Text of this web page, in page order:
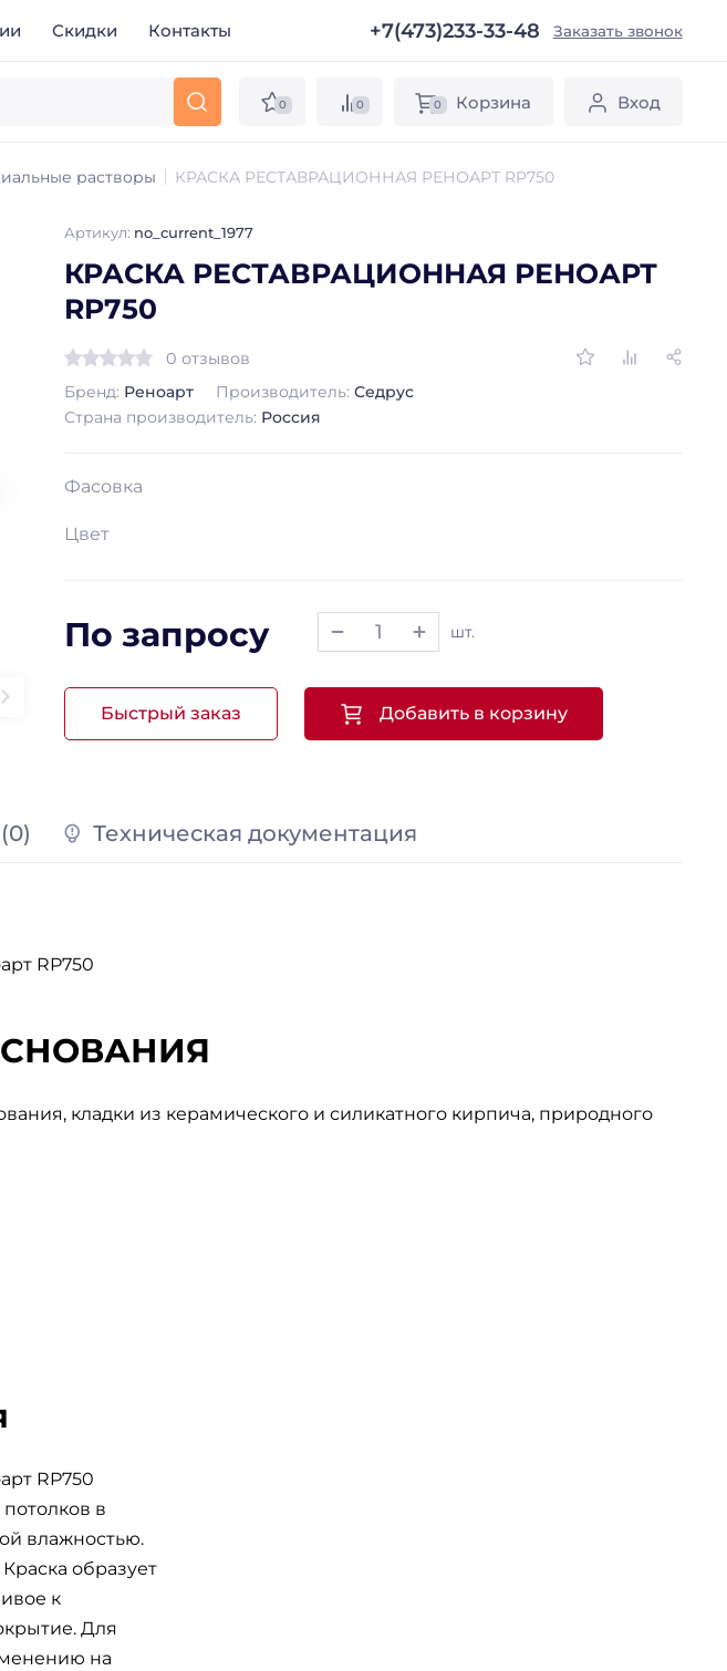
Скидки Контакты +7(473)233-33-48 Заказать звонок
0 0 0 Корзина Вход
растворы КРАСКА РЕСТАВРАЦИОННАЯ РЕНОАРТ RP750
КРАСКА РЕСТАВРАЦИОННАЯ РЕНОАРТ
RP750
0 отзывов
Бренд: Реноарт Производитель:Седрус
Страна производитель: Россия
Фасовка
Цвет
Артикул: no_current_1977
По запросу шт.
Быстрый заказ Добавить в корзину
Техническая документация
RP750
кладки из керамического и силикатного кирпича, природного
RP750
в
влажностью.
образует
к
Для
на